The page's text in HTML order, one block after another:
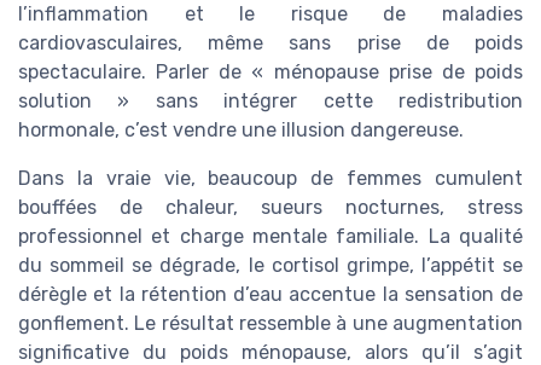
l’inflammation et le risque de maladies
cardiovasculaires, même sans prise de poids
spectaculaire. Parler de « ménopause prise de poids
solution » sans intégrer cette redistribution
hormonale, c’est vendre une illusion dangereuse.
Dans la vraie vie, beaucoup de femmes cumulent
bouffées de chaleur, sueurs nocturnes, stress
professionnel et charge mentale familiale. La qualité
du sommeil se dégrade, le cortisol grimpe, l’appétit se
dérègle et la rétention d’eau accentue la sensation de
gonflement. Le résultat ressemble à une augmentation
significative du poids ménopause, alors qu’il s’agit